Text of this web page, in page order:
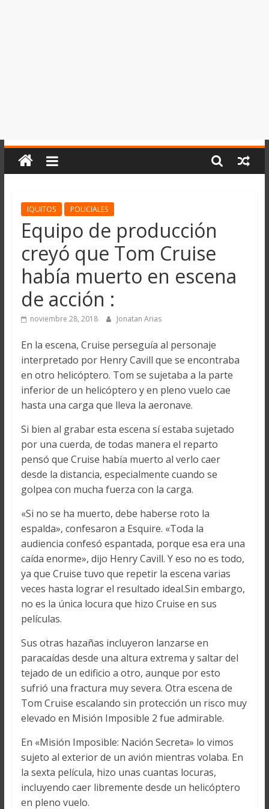
IQUITOS POLICIALES
Equipo de producción
creyó que Tom Cruise
había muerto en escena
de acción :
noviembre 28, 2018 Jonatan Arias
En la escena, Cruise perseguía al personaje
interpretado por Henry Cavill que se encontraba
en otro helicóptero. Tom se sujetaba a la parte
inferior de un helicóptero y en pleno vuelo cae
hasta una carga que lleva la aeronave.
Si bien al grabar esta escena sí estaba sujetado
por una cuerda, de todas manera el reparto
pensó que Cruise había muerto al verlo caer
desde la distancia, especialmente cuando se
golpea con mucha fuerza con la carga.
«Si no se ha muerto, debe haberse roto la
espalda», confesaron a Esquire. «Toda la
audiencia confesó espantada, porque esa era una
caída enorme», dijo Henry Cavill. Y eso no es todo,
ya que Cruise tuvo que repetir la escena varias
veces hasta lograr el resultado ideal.Sin embargo,
no es la única locura que hizo Cruise en sus
películas.
Sus otras hazañas incluyeron lanzarse en
paracaídas desde una altura extrema y saltar del
tejado de un edificio a otro, aunque por esto
sufrió una fractura muy severa. Otra escena de
Tom Cruise escalando sin protección un risco muy
elevado en Misión Imposible 2 fue admirable.
En «Misión Imposible: Nación Secreta» lo vimos
sujeto al exterior de un avión mientras volaba. En
la sexta película, hizo unas cuantas locuras,
incluyendo caer libremente desde un helicóptero
en pleno vuelo.